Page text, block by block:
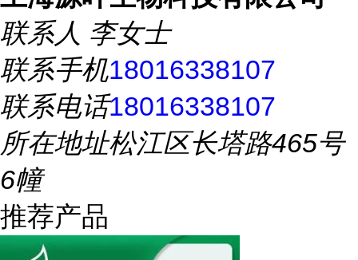
联系人 李女士
联系手机18016338107
联系电话18016338107
所在地址松江区长塔路465号
6幢
推荐产品